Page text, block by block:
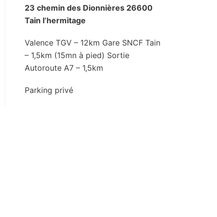
23 chemin des Dionnières 26600
Tain l’hermitage
Valence TGV – 12km Gare SNCF Tain
– 1,5km (15mn à pied) Sortie
Autoroute A7 – 1,5km
Parking privé